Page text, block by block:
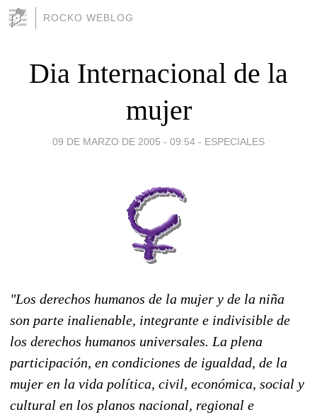
ROCKO WEBLOG
Dia Internacional de la
mujer
09 DE MARZO DE 2005 - 09:54 - ESPECIALES
"Los derechos humanos de la mujer y de la niña
son parte inalienable, integrante e indivisible de
los derechos humanos universales. La plena
participación, en condiciones de igualdad, de la
mujer en la vida política, civil, económica, social y
cultural en los planos nacional, regional e